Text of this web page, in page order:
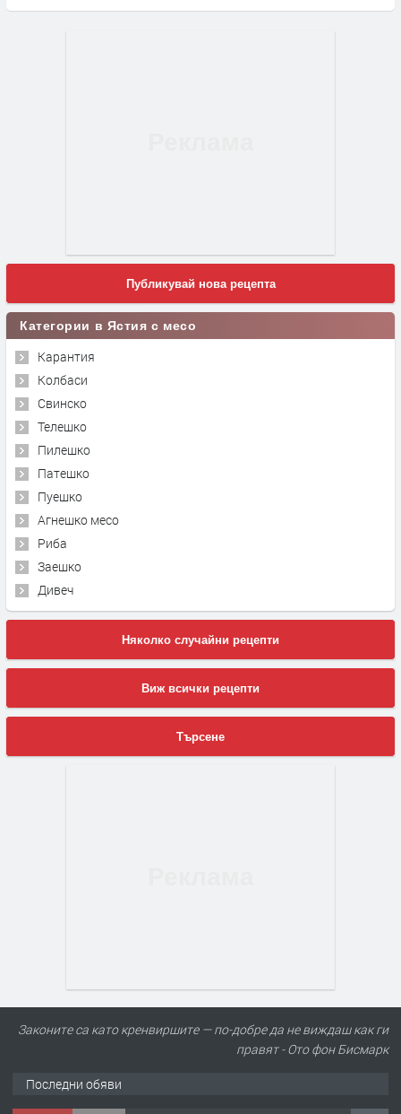
Публикувай нова рецепта
Категории в Ястия с месо
Карантия
Колбаси
Свинско
Телешко
Пилешко
Патешко
Пуешко
Агнешко месо
Риба
Заешко
Дивеч
Няколко случайни рецепти
Виж всички рецепти
Търсене
Законите са като кренвиршите — по-добре да не виждаш как ги
правят - Ото фон Бисмарк
Последни обяви